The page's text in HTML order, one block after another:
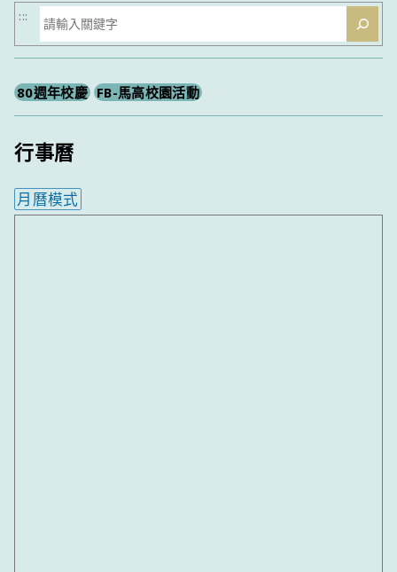
搜
尋
:::
80週年校慶 FB-馬高校園活動
行事曆
月曆模式